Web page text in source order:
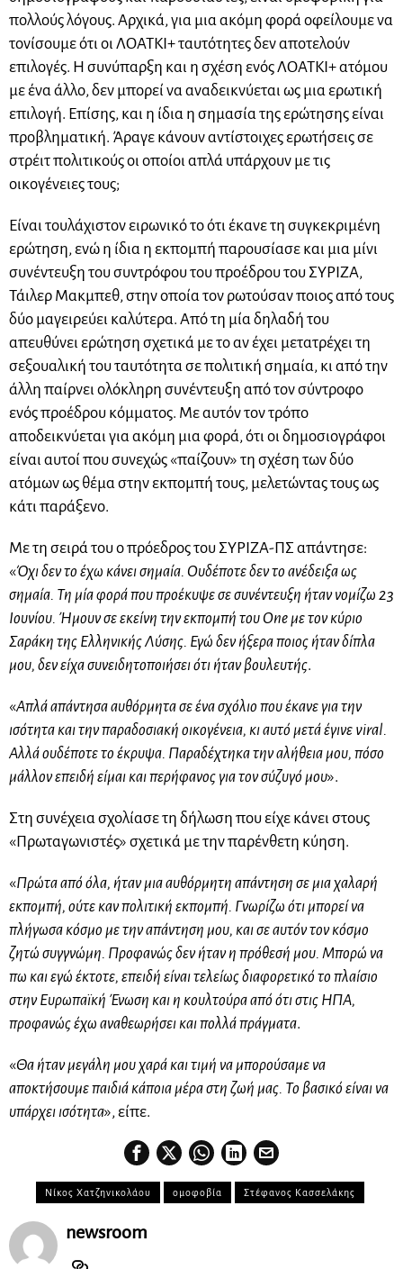
πολλούς λόγους. Αρχικά, για μια ακόμη φορά οφείλουμε να
τονίσουμε ότι οι ΛΟΑΤΚΙ+ ταυτότητες δεν αποτελούν
επιλογές. Η συνύπαρξη και η σχέση ενός ΛΟΑΤΚΙ+ ατόμου
με ένα άλλο, δεν μπορεί να αναδεικνύεται ως μια ερωτική
επιλογή. Επίσης, και η ίδια η σημασία της ερώτησης είναι
προβληματική. Άραγε κάνουν αντίστοιχες ερωτήσεις σε
στρέιτ πολιτικούς οι οποίοι απλά υπάρχουν με τις
οικογένειες τους;
Είναι τουλάχιστον ειρωνικό το ότι έκανε τη συγκεκριμένη
ερώτηση, ενώ η ίδια η εκπομπή παρουσίασε και μια μίνι
συνέντευξη του συντρόφου του προέδρου του ΣΥΡΙΖΑ,
Τάιλερ Μακμπεθ, στην οποία τον ρωτούσαν ποιος από τους
δύο μαγειρεύει καλύτερα. Από τη μία δηλαδή του
απευθύνει ερώτηση σχετικά με το αν έχει μετατρέχει τη
σεξουαλική του ταυτότητα σε πολιτική σημαία, κι από την
άλλη παίρνει ολόκληρη συνέντευξη από τον σύντροφο
ενός προέδρου κόμματος. Με αυτόν τον τρόπο
αποδεικνύεται για ακόμη μια φορά, ότι οι δημοσιογράφοι
είναι αυτοί που συνεχώς «παίζουν» τη σχέση των δύο
ατόμων ως θέμα στην εκπομπή τους, μελετώντας τους ως
κάτι παράξενο.
Με τη σειρά του ο πρόεδρος του ΣΥΡΙΖΑ-ΠΣ απάντησε:
«Όχι δεν το έχω κάνει σημαία. Ουδέποτε δεν το ανέδειξα ως
σημαία. Τη μία φορά που προέκυψε σε συνέντευξη ήταν νομίζω 23
Ιουνίου. Ήμουν σε εκείνη την εκπομπή του One με τον κύριο
Σαράκη της Ελληνικής Λύσης. Εγώ δεν ήξερα ποιος ήταν δίπλα
μου, δεν είχα συνειδητοποιήσει ότι ήταν βουλευτής.
«Απλά απάντησα αυθόρμητα σε ένα σχόλιο που έκανε για την
ισότητα και την παραδοσιακή οικογένεια, κι αυτό μετά έγινε viral.
Αλλά ουδέποτε το έκρυψα. Παραδέχτηκα την αλήθεια μου, πόσο
μάλλον επειδή είμαι και περήφανος για τον σύζυγό μου».
Στη συνέχεια σχολίασε τη δήλωση που είχε κάνει στους
«Πρωταγωνιστές» σχετικά με την παρένθετη κύηση.
«Πρώτα από όλα, ήταν μια αυθόρμητη απάντηση σε μια χαλαρή
εκπομπή, ούτε καν πολιτική εκπομπή. Γνωρίζω ότι μπορεί να
πλήγωσα κόσμο με την απάντηση μου, και σε αυτόν τον κόσμο
ζητώ συγγνώμη. Προφανώς δεν ήταν η πρόθεσή μου. Μπορώ να
πω και εγώ έκτοτε, επειδή είναι τελείως διαφορετικό το πλαίσιο
στην Ευρωπαϊκή Ένωση και η κουλτούρα από ότι στις ΗΠΑ,
προφανώς έχω αναθεωρήσει και πολλά πράγματα.
«Θα ήταν μεγάλη μου χαρά και τιμή να μπορούσαμε να
αποκτήσουμε παιδιά κάποια μέρα στη ζωή μας. Το βασικό είναι να
υπάρχει ισότητα», είπε.
Νίκος Χατζηνικολάου ομοφοβία Στέφανος Κασσελάκης
newsroom